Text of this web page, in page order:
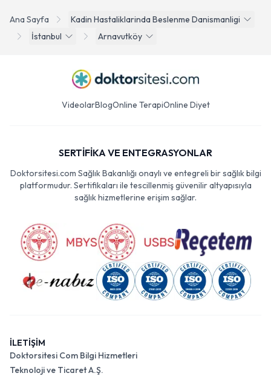
Ana Sayfa
Kadin Hastaliklarinda Beslenme Danismanligi
İstanbul
Arnavutköy
VideolarBlogOnline TerapiOnline Diyet
SERTİFİKA VE ENTEGRASYONLAR
Doktorsitesi.com Sağlık Bakanlığı onaylı ve entegreli bir sağlık bilgi
platformudur. Sertifikaları ile tescillenmiş güvenilir altyapısıyla
sağlık hizmetlerine erişim sağlar.
İLETİŞİM
Doktorsitesi Com Bilgi Hizmetleri
Teknoloji ve Ticaret A.Ş.